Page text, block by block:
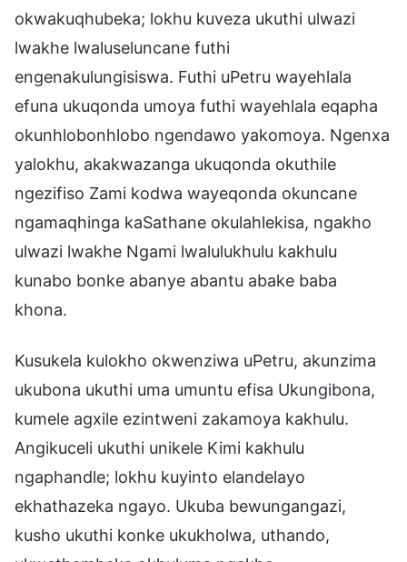
okwakuqhubeka; lokhu kuveza ukuthi ulwazi
lwakhe lwaluseluncane futhi
engenakulungisiswa. Futhi uPetru wayehlala
efuna ukuqonda umoya futhi wayehlala eqapha
okunhlobonhlobo ngendawo yakomoya. Ngenxa
yalokhu, akakwazanga ukuqonda okuthile
ngezifiso Zami kodwa wayeqonda okuncane
ngamaqhinga kaSathane okulahlekisa, ngakho
ulwazi lwakhe Ngami lwalulukhulu kakhulu
kunabo bonke abanye abantu abake baba
khona.
Kusukela kulokho okwenziwa uPetru, akunzima
ukubona ukuthi uma umuntu efisa Ukungibona,
kumele agxile ezintweni zakamoya kakhulu.
Angikuceli ukuthi unikele Kimi kakhulu
ngaphandle; lokhu kuyinto elandelayo
ekhathazeka ngayo. Ukuba bewungangazi,
kusho ukuthi konke ukukholwa, uthando,